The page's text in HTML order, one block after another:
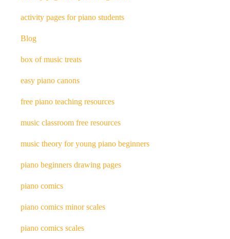
activity pages for piano students
Blog
box of music treats
easy piano canons
free piano teaching resources
music classroom free resources
music theory for young piano beginners
piano beginners drawing pages
piano comics
piano comics minor scales
piano comics scales